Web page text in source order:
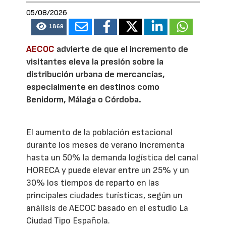
05/08/2026
1869
AECOC advierte de que el incremento de
visitantes eleva la presión sobre la
distribución urbana de mercancías,
especialmente en destinos como
Benidorm, Málaga o Córdoba.
El aumento de la población estacional
durante los meses de verano incrementa
hasta un 50% la demanda logística del canal
HORECA y puede elevar entre un 25% y un
30% los tiempos de reparto en las
principales ciudades turísticas, según un
análisis de AECOC basado en el estudio La
Ciudad Tipo Española.